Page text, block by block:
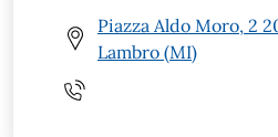
Piazza Aldo Moro, 2
Lambro (MI)